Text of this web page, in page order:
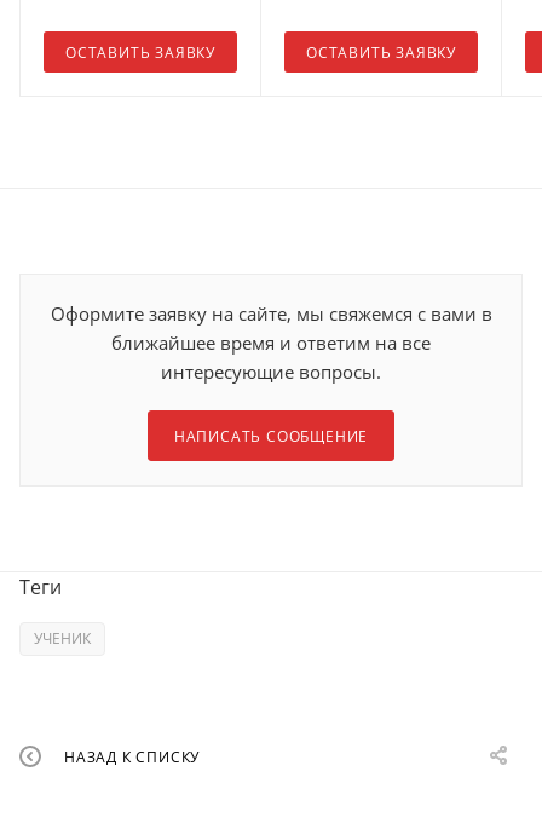
ОСТАВИТЬ ЗАЯВКУ ОСТАВИТЬ ЗАЯВКУ
Оформите заявку на сайте, мы свяжемся с вами в
ближайшее время и ответим на все
интересующие вопросы.
НАПИСАТЬ СООБЩЕНИЕ
Теги
УЧЕНИК
НАЗАД К СПИСКУ